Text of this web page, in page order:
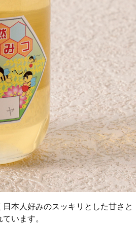
本人好みのスッキリとした甘さと
います。